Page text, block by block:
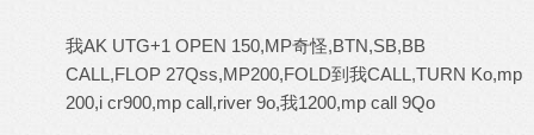
我AK UTG+1 OPEN 150,MP奇怪,BTN,SB,BB
CALL,FLOP 27Qss,MP200,FOLD到我CALL,TURN Ko,mp
200,i cr900,mp call,river 9o,我1200,mp call 9Qo